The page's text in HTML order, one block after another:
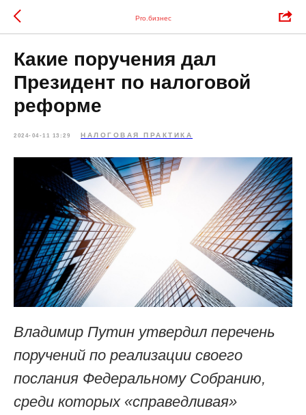
Pro.бизнес
Какие поручения дал
Президент по налоговой
реформе
2024-04-11 13:29 НАЛОГОВАЯ ПРАКТИКА
Владимир Путин утвердил перечень
поручений по реализации своего
послания Федеральному Собранию,
среди которых «справедливая»